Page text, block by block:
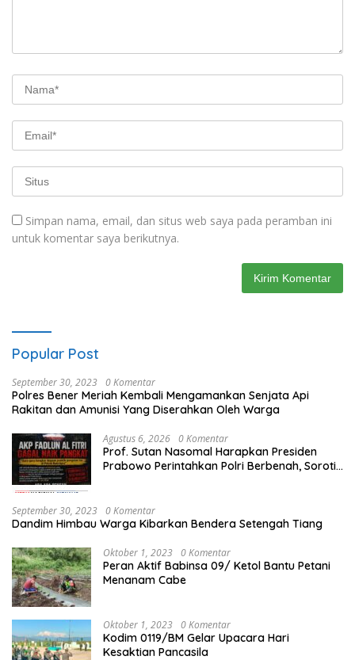
Simpan nama, email, dan situs web saya pada peramban ini
untuk komentar saya berikutnya.
Popular Post
September 30, 2023 0 Komentar
Polres Bener Meriah Kembali Mengamankan Senjata Api
Rakitan dan Amunisi Yang Diserahkan Oleh Warga
Agustus 6, 2026 0 Komentar
Prof. Sutan Nasomal Harapkan Presiden
Prabowo Perintahkan Polri Berbenah, Soroti
September 30, 2023 0 Komentar
Dandim Himbau Warga Kibarkan Bendera Setengah Tiang
Oktober 1, 2023 0 Komentar
Peran Aktif Babinsa 09/ Ketol Bantu Petani
Menanam Cabe
Oktober 1, 2023 0 Komentar
Kodim 0119/BM Gelar Upacara Hari
Kesaktian Pancasila